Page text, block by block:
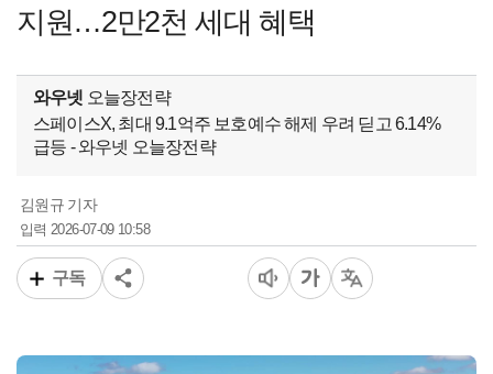
지원…2만2천 세대 혜택
와우넷 오늘장전략
스페이스X, 최대 9.1억주 보호예수 해제 우려 딛고 6.14%
급등 - 와우넷 오늘장전략
김원규 기자
입력2026-07-09 10:58
구독